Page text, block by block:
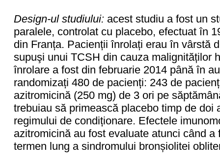
Design-ul studiului: acest studiu a fost un
paralele, controlat cu placebo, efectuat în
din Franța. Pacienții înrolați erau în vârstă
supuşi unui TCSH din cauza malignităților
înrolare a fost din februarie 2014 până în
randomizați 480 de pacienți: 243 de
azitromicină (250 mg) de 3 ori pe
trebuiau să primească placebo timp de doi
regimului de condiționare. Efectele
azitromicină au fost evaluate atunci când
termen lung a sindromului bronșiolitei